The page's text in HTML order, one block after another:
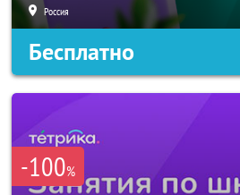
Россия
Бесплатно
-100%